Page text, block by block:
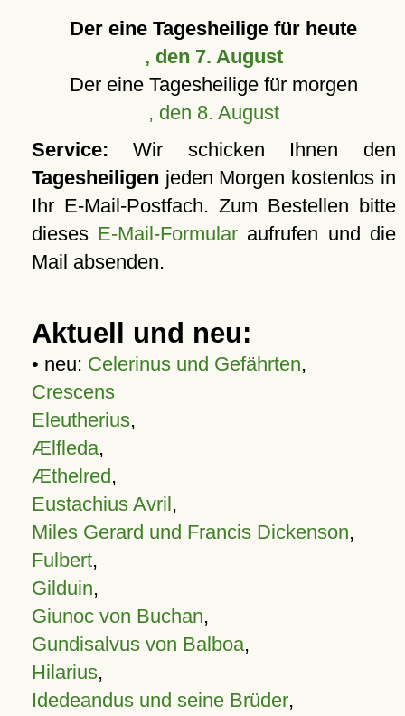
Der eine Tagesheilige für heute
, den 7. August
Der eine Tagesheilige für morgen
, den 8. August
Service: Wir schicken Ihnen den
Tagesheiligen jeden Morgen kostenlos in
Ihr E-Mail-Postfach. Zum Bestellen bitte
dieses E-Mail-Formular aufrufen und die
Mail absenden.
Aktuell und neu:
• neu: Celerinus und Gefährten,
Crescens
Eleutherius,
Ælfleda,
Æthelred,
Eustachius Avril,
Miles Gerard und Francis Dickenson,
Fulbert,
Gilduin,
Giunoc von Buchan,
Gundisalvus von Balboa,
Hilarius,
Idedeandus und seine Brüder,